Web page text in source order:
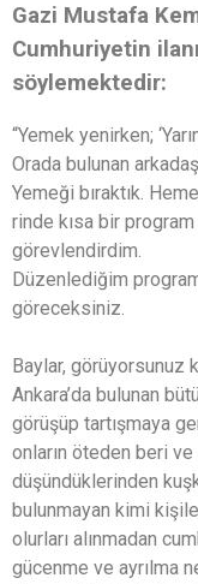
Gazi Mustafa
Cumhuriyetin
söylemektedir:
“Yemek yenirken;
Orada bulunan
Yemeği bıraktık.
rinde kısa bir
görevlendirdim.
Düzenlediğim
göreceksiniz.
Baylar, görüyorsunuz
Ankara’da bulunan
görüşüp tartışmaya
onların öteden beri
düşündüklerinden
bulunmayan kimi
olurları alınmadan
gücenme ve ayrılma